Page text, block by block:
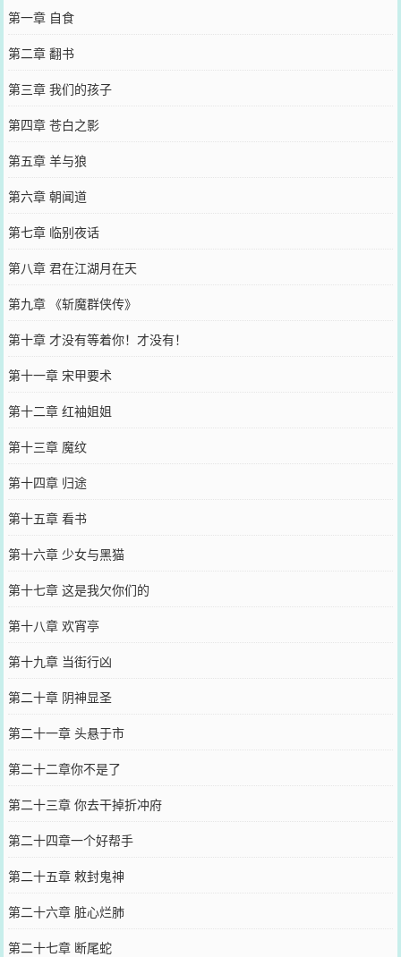
第一章 自食
第二章 翻书
第三章 我们的孩子
第四章 苍白之影
第五章 羊与狼
第六章 朝闻道
第七章 临别夜话
第八章 君在江湖月在天
第九章 《斩魔群侠传》
第十章 才没有等着你！才没有！
第十一章 宋甲要术
第十二章 红袖姐姐
第十三章 魔纹
第十四章 归途
第十五章 看书
第十六章 少女与黑猫
第十七章 这是我欠你们的
第十八章 欢宵亭
第十九章 当街行凶
第二十章 阴神显圣
第二十一章 头悬于市
第二十二章你不是了
第二十三章 你去干掉折冲府
第二十四章一个好帮手
第二十五章 敕封鬼神
第二十六章 脏心烂肺
第二十七章 断尾蛇